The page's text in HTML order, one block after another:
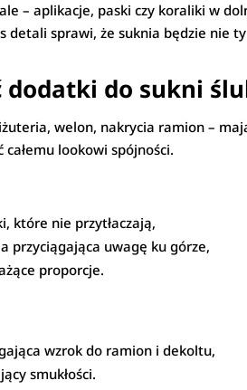
– aplikacje, paski czy koraliki w
detali sprawi, że suknia będzie nie
dodatki do sukni
welon, nakrycia ramion –
lookowi spójności.
które nie przytłaczają,
przyciągająca uwagę ku górze,
proporcje.
wzrok do ramion i dekoltu,
smukłości.